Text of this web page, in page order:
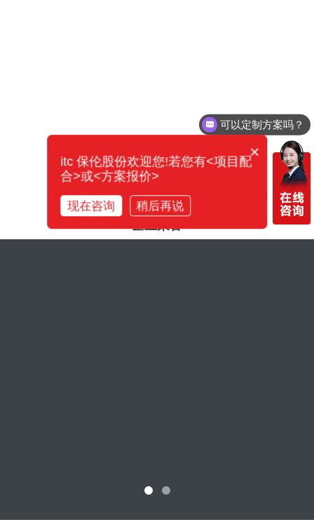
泛非邮政联盟大楼会议厅
企业荣誉
可以定制方案吗？
×
itc 保伦股份欢迎您!若您有<项目配
合>或<方案报价>
现在咨询 稍后再说